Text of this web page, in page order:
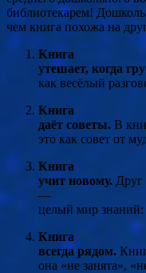
библиотекарем!
чем книга похожа на
Книга
утешает, когда
как весёлый
Книга
даёт советы. В
это как совет от
Книга
учит новому. Друг
—
целый мир знаний:
Книга
всегдарядом.
она «не занята»,